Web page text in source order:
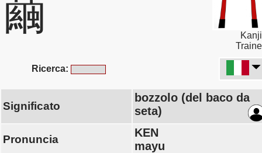
繭
Ricerca:
Significato
bozzolo (del baco da
seta)
Pronuncia
KEN
mayu